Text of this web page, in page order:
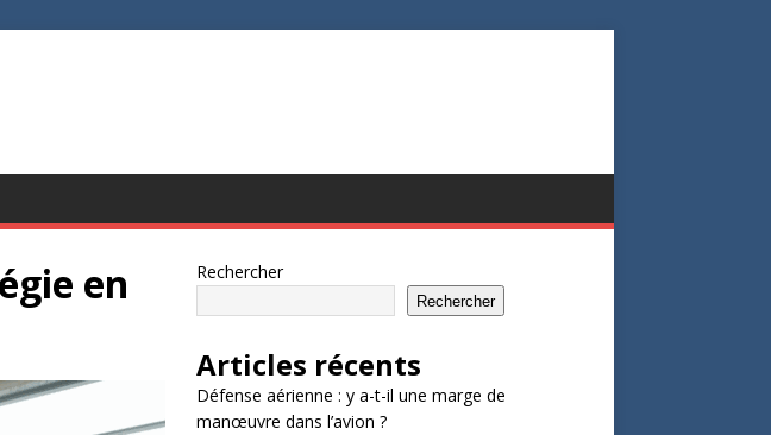
en
Rechercher
Rechercher
Articles récents
Défense aérienne : y a-t-il une marge de
manœuvre dans l’avion ?